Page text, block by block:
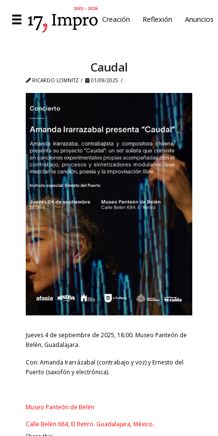
Creación Reflexión Anuncios
Caudal
RICARDO LOMNITZ 01/09/2025
Jueves 4 de septiembre de 2025, 18:00. Museo Panteón de
Belén, Guadalajara.
Con: Amanda Irarrázabal (contrabajo y voz)y Ernesto del
Puerto (saxofón y electrónica).
Museo Panteón de Belén
Calle Belén 684, El Retiro. Guadalajara, México.